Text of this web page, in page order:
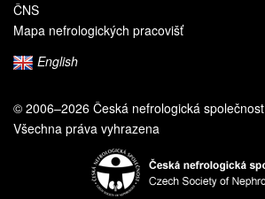
ČNS
Mapa nefrologických pracovišť
English
© 2006–2026 Česká nefrologická společnost
Všechna práva vyhrazena